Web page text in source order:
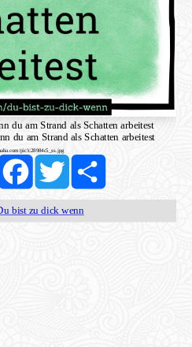
du am Strand als Schatten arbeitest
du am Strand als Schatten arbeitest
pic!c28984c5_ss.jpg
Link
FacebookTwitter Share
bist zu dick wenn